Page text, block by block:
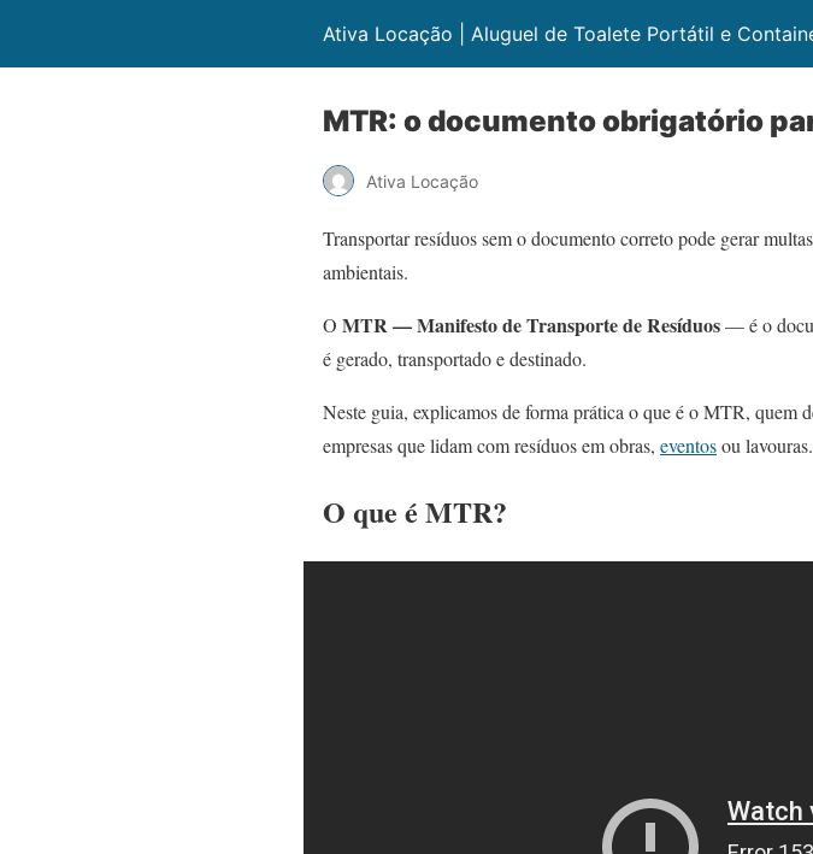
Ativa Locação | Aluguel de Toalete Portátil e
MTR: o documento obrigatório
Ativa Locação
Transportar resíduos sem o documento correto pode gerar
ambientais.
O MTR — Manifesto de Transporte de Resíduos— é o
é gerado, transportado e destinado.
Neste guia, explicamos de forma prática o que é o MTR, quem
empresas que lidam com resíduos em obras, eventosou lavouras.
O que é MTR?